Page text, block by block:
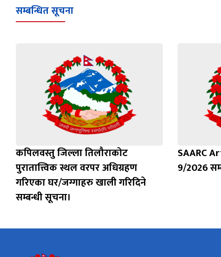
सम्बन्धित सूचना
कपिलवस्तु जिल्ला तिलौराकोट
पुरातात्त्विक स्थल वरपर अधिग्रहण
गरिएका घर/जग्गाहरु खाली गरिदिने
सम्बन्धी सूचना।
SAARC
9/2026